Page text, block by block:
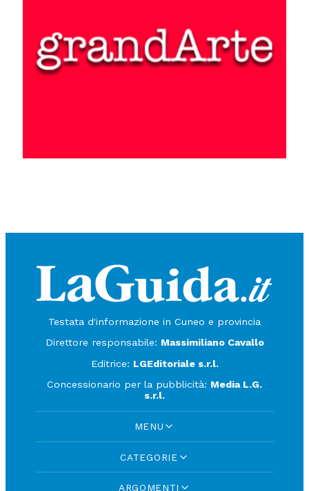
Testata d'informazione in Cuneo e provincia
Direttore responsabile: Massimiliano Cavallo
Editrice: LGEditoriale s.r.l.
Concessionario per la pubblicità: Media L.G.
s.r.l.
MENU
CATEGORIE
ARGOMENTI